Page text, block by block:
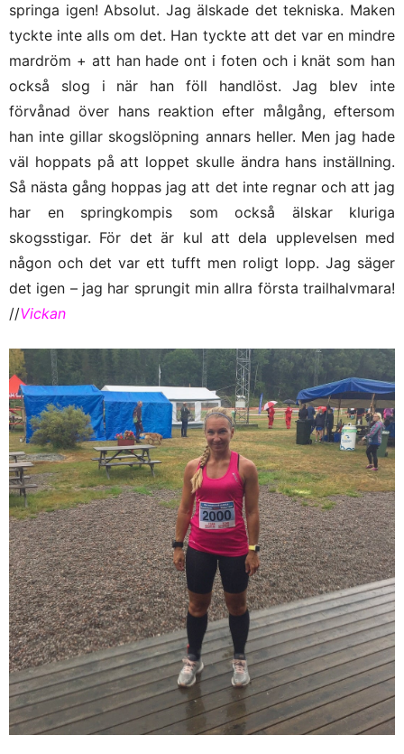
springa igen! Absolut. Jag älskade det tekniska. Maken
tyckte inte alls om det. Han tyckte att det var en mindre
mardröm + att han hade ont i foten och i knät som han
också slog i när han föll handlöst. Jag blev inte
förvånad över hans reaktion efter målgång, eftersom
han inte gillar skogslöpning annars heller. Men jag hade
väl hoppats på att loppet skulle ändra hans inställning.
Så nästa gång hoppas jag att det inte regnar och att jag
har en springkompis som också älskar kluriga
skogsstigar. För det är kul att dela upplevelsen med
någon och det var ett tufft men roligt lopp. Jag säger
det igen – jag har sprungit min allra första trailhalvmara!
//Vickan